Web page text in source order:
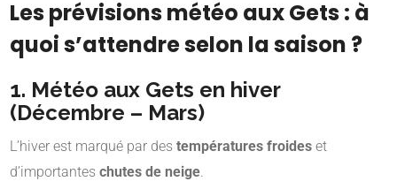
Les prévisions météo aux Gets : à
quoi s’attendre selon la saison ?
1. Météo aux Gets en hiver
(Décembre – Mars)
L’hiver est marqué par des températures froides et
d’importantes chutes de neige